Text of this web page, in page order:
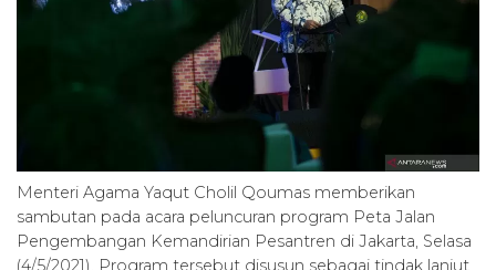
Menteri Agama Yaqut Cholil Qoumas memberikan
sambutan pada acara peluncuran program Peta Jalan
Pengembangan Kemandirian Pesantren di Jakarta, Selasa